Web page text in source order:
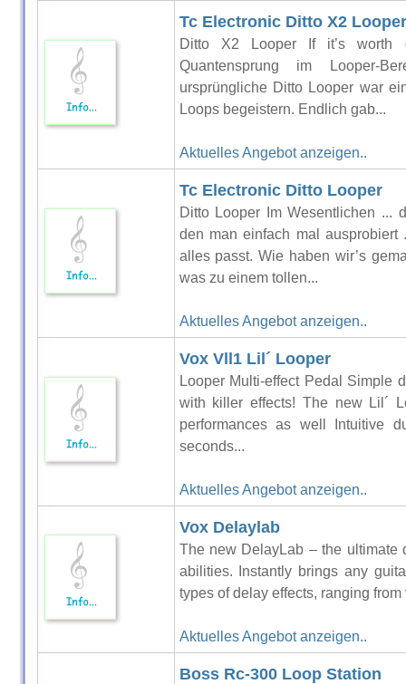
Tc Electronic Ditto X2 Looper
Ditto X2 Looper If it’s worth
Quantensprung im Looper-
ursprüngliche Ditto Looper war
Loops begeistern. Endlich gab...
Aktuelles Angebot anzeigen..
Tc Electronic Ditto Looper
Ditto Looper Im Wesentlichen ...
den man einfach mal
alles passt. Wie haben wir’s
was zu einem tollen...
Aktuelles Angebot anzeigen..
Vox Vll1 Lil´ Looper
Looper Multi-effect Pedal Simple
with killer effects! The new Lil´
performances as well Intuitive
seconds...
Aktuelles Angebot anzeigen..
Vox Delaylab
The new DelayLab – the ultimate
abilities. Instantly brings any
types of delay effects, ranging
Aktuelles Angebot anzeigen..
Boss Rc-300 Loop Station